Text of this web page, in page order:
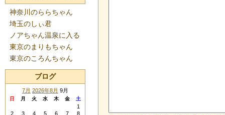
神奈川のららちゃん
埼玉のしぃ君
ノアちゃん温泉に入る
東京のまりもちゃん
東京のころんちゃん
ブログ
7月 2026年8月 9月
日 月 火 水 木 金 土
1
2
3 4 5 6 7
8